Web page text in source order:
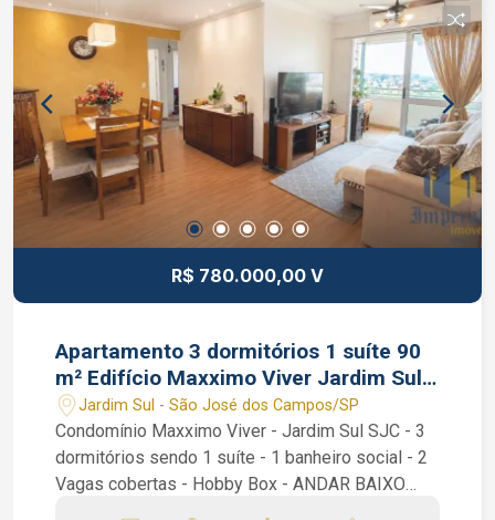
R$ 780.000,00 V
Apartamento 3 dormitórios 1 suíte 90
m² Edifício Maxximo Viver Jardim Sul
SJC SP 2 vagas
Jardim Sul - São José dos Campos/SP
Condomínio Maxximo Viver - Jardim Sul SJC - 3
dormitórios sendo 1 suíte - 1 banheiro social - 2
Vagas cobertas - Hobby Box - ANDAR BAIXO